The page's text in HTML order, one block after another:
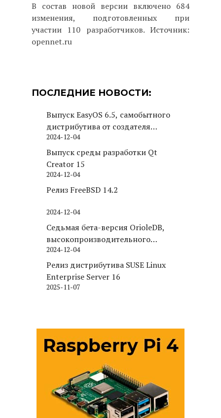
В состав новой версии включено 684
изменения, подготовленных при
участии 110 разработчиков. Источник:
opennet.ru
ПОСЛЕДНИЕ НОВОСТИ:
Выпуск EasyOS 6.5, самобытного
дистрибутива от создателя
Puppy Linux
2024-12-04
Выпуск среды разработки Qt
Creator 15
2024-12-04
Релиз FreeBSD 14.2
2024-12-04
Седьмая бета-версия OrioleDB,
высокопроизводительного
движка хранения для PostgreSQL
2024-12-04
Релиз дистрибутива SUSE Linux
Enterprise Server 16
2025-11-07